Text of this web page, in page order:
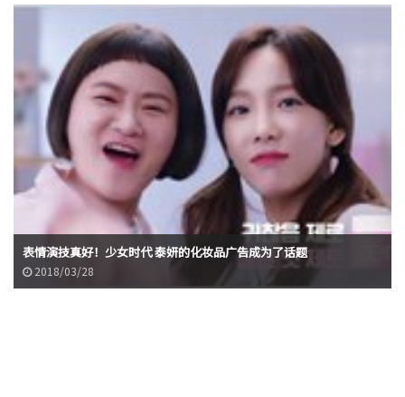
表情演技真好！少女时代 泰妍的化妆品广告成为了话题
2018/03/28